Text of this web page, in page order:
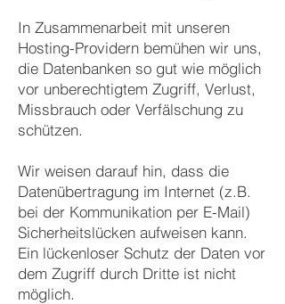
In Zusammenarbeit mit unseren
Hosting-Providern bemühen wir uns,
die Datenbanken so gut wie möglich
vor unberechtigtem Zugriff, Verlust,
Missbrauch oder Verfälschung zu
schützen.
Wir weisen darauf hin, dass die
Datenübertragung im Internet (z.B.
bei der Kommunikation per E-Mail)
Sicherheitslücken aufweisen kann.
Ein lückenloser Schutz der Daten vor
dem Zugriff durch Dritte ist nicht
möglich.